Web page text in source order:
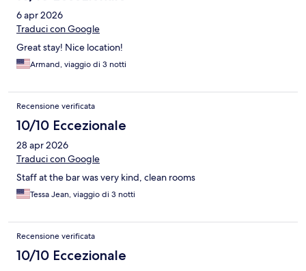
6 apr 2026
Traduci con Google
Great stay! Nice location!
Armand, viaggio di 3 notti
Recensione verificata
10/10 Eccezionale
28 apr 2026
Traduci con Google
Staff at the bar was very kind, clean rooms
Tessa Jean, viaggio di 3 notti
Recensione verificata
10/10 Eccezionale